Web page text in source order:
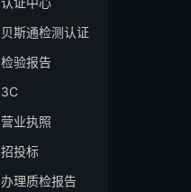
贝斯通检测认证
检验报告
3C
营业执照
招投标
办理质检报告